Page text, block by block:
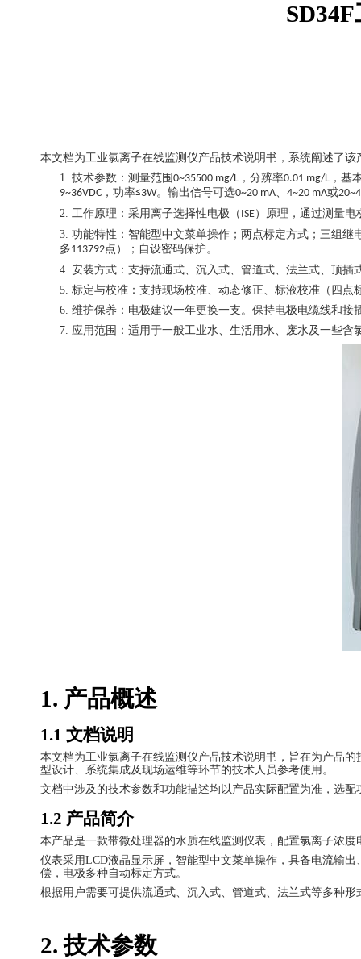
SD34F
本文档为工业氯离子在线监测仪产品技术说明书，系统阐述了
1. 技术参数：测量范围 0~35500 mg/L ，分辨率0.01 mg/L ，基
9~36VDC ，功率≤3W。输出信号可选0~20 mA、 4~20 mA或
2. 工作原理：采用离子选择性电极（ ISE）原理，通过测量
3. 功能特性：智能型中文菜单操作；两点标定方式；三组
多113792点）；自设密码保护。
4. 安装方式：支持流通式、沉入式、管道式、法兰式、顶插
5. 标定与校准：支持现场校准、动态修正、标液校准（四点
6. 维护保养：电极建议一年更换一支。保持电极电缆线和接
7. 应用范围：适用于一般工业水、生活用水、废水及一些含
1. 产品概述
1.1 文档说明
本文档为工业氯离子在线监测仪产品技术说明书，旨在为产品
型设计、系统集成及现场运维等环节的技术人员参考使用。
文档中涉及的技术参数和功能描述均以产品实际配置为准，选配
1.2 产品简介
本产品是一款带微处理器的水质在线监测仪表，配置氯离子浓
仪表采用LCD液晶显示屏，智能型中文菜单操作，具备电流输
偿，电极多种自动标定方式。
根据用户需要可提供流通式、沉入式、管道式、法兰式等多种
2.技术参数